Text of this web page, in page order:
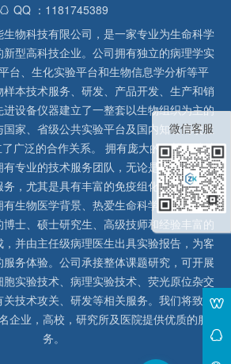
QQ ：1181745389
物科技有限公司，是一家专业为生命科学
型高科技企业。公司拥有独立的病理学实
台、生化实验平台和生物信息学分析等平
本技术服务、研发、产品开发、生产和销
设备仪器建立了一整套以生物组织为主的
家、省级公共实验平台及国内知名高校生
广泛的合作关系。 拥有庞大的石蜡、冰冻
专业的技术服务团队，无论是形态病理学
，尤其是具有丰富的免疫组化实验经验，
生物医学背景、热爱生命科学研究的留美
士、硕士研究生、高级技师和经验丰富的
并由主任级病理医生出具实验报告，为客
服务体验。公司承接整体课题研究，可开展
实验技术、病理实验技术、荧光原位杂交
技术攻关、研发等相关服务。我们将致力
企业，高校，研究所及医院提供优质的服
务。
微信客服